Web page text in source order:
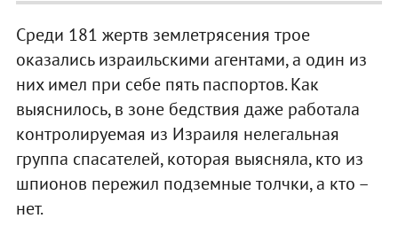
Среди 181 жертв землетрясения трое
оказались израильскими агентами, а один из
них имел при себе пять паспортов. Как
выяснилось, в зоне бедствия даже работала
контролируемая из Израиля нелегальная
группа спасателей, которая выясняла, кто из
шпионов пережил подземные толчки, а кто –
нет.